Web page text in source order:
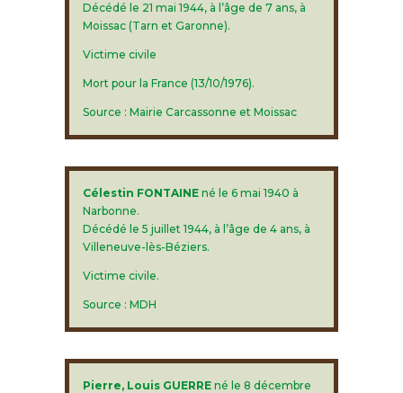
Décédé le 21 mai 1944, à l’âge de 7 ans, à
Moissac (Tarn et Garonne).
Victime civile
Mort pour la France (13/10/1976).
Source : Mairie Carcassonne et Moissac
Célestin FONTAINEné le 6 mai 1940 à
Narbonne.
Décédé le 5 juillet 1944, à l’âge de 4 ans, à
Villeneuve-lès-Béziers.
Victime civile.
Source : MDH
Pierre, Louis GUERREné le 8 décembre